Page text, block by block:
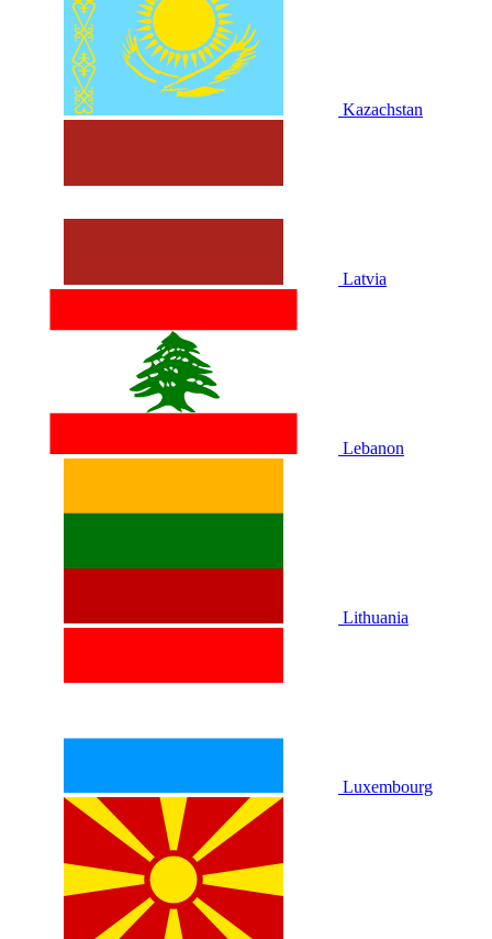
Kazachstan
Latvia
Lebanon
Lithuania
Luxembourg